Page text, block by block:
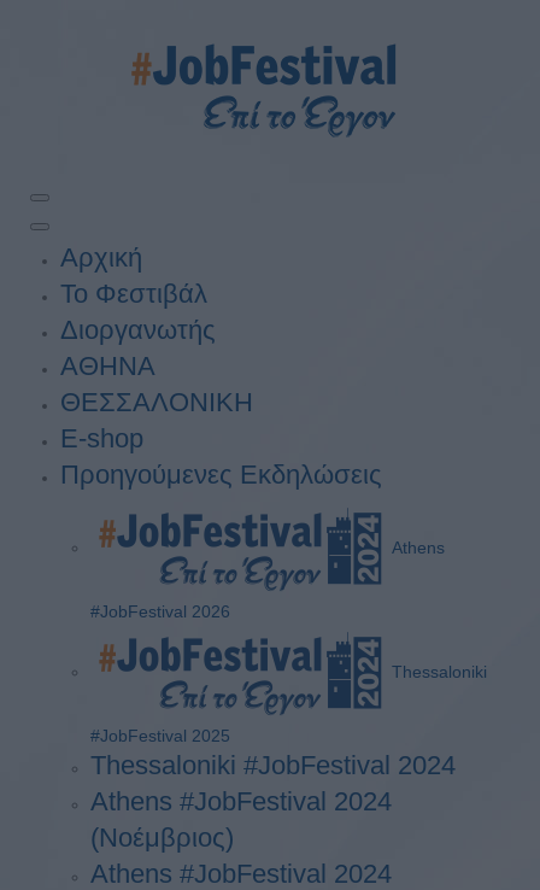
Αρχική
Το Φεστιβάλ
Διοργανωτής
ΑΘΗΝΑ
ΘΕΣΣΑΛΟΝΙΚΗ
E-shop
Προηγούμενες Εκδηλώσεις
Athens
#JobFestival 2026
Thessaloniki
#JobFestival 2025
Thessaloniki #JobFestival 2024
Athens #JobFestival 2024
(Νοέμβριος)
Athens #JobFestival 2024